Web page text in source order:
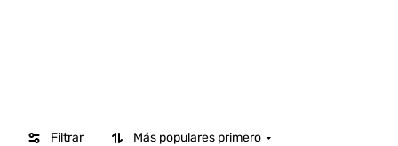
Filtrar Más populares primero